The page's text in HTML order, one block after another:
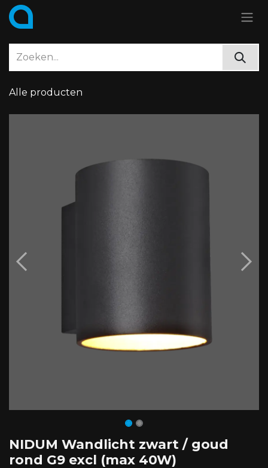
Overslaan naar inhoud
Alle producten
NIDUM Wandlicht zwart / goud
rond G9 excl (max 40W)